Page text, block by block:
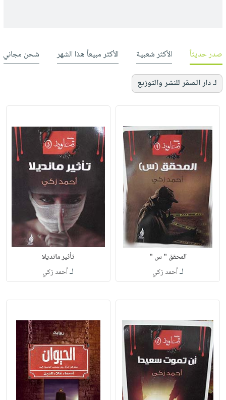
صدر حديثاً الأكثر شعبية الأكثر مبيعاً هذا الشهر شحن مجاني
لـ دار الصقر للنشر والتوزيع
المحقق " س "
لـأحمد زكي
تأثير مانديلا
لـأحمد زكي